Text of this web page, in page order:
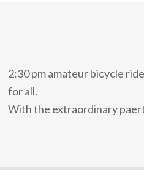
2:30 pm amateur bicycle
for all.
With the extraordinary